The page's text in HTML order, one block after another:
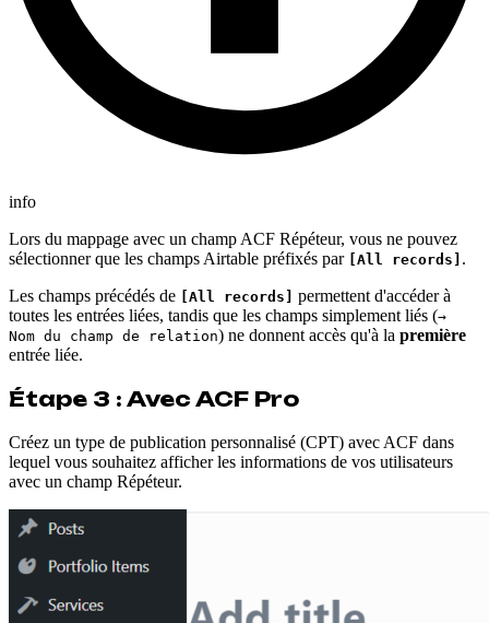
info
Lors du mappage avec un champ ACF Répéteur, vous ne pouvez
sélectionner que les champs Airtable préfixés par
[All records] .
Les champs précédés de
[All records]
permettent d'accéder à
toutes les entrées liées, tandis que les champs simplement liés (→
Nom du champ de relation) ne donnent accès qu'à la première
entrée liée.
Étape 3 : Avec ACF Pro
Créez un type de publication personnalisé (CPT) avec ACF dans
lequel vous souhaitez afficher les informations de vos utilisateurs
avec un champ Répéteur.